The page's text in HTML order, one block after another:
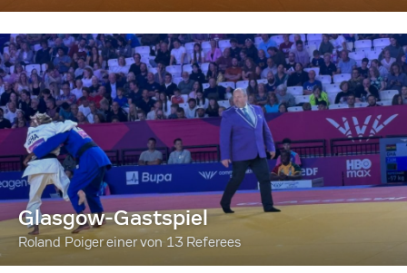
Glasgow-Gastspiel
Roland Poiger einer von 13 Referees